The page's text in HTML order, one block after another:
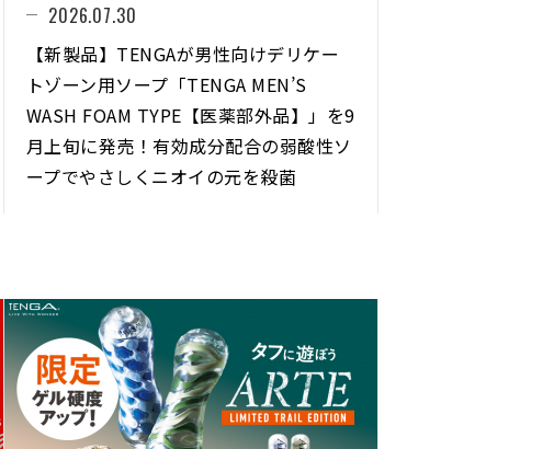
2026.07.30
【新製品】TENGAが男性向けデリケー
トゾーン⽤ソープ「TENGA MEN’S
WASH FOAM TYPE【医薬部外品】」を9
⽉上旬に発売！有効成分配合の弱酸性ソ
ープでやさしくニオイの元を殺菌